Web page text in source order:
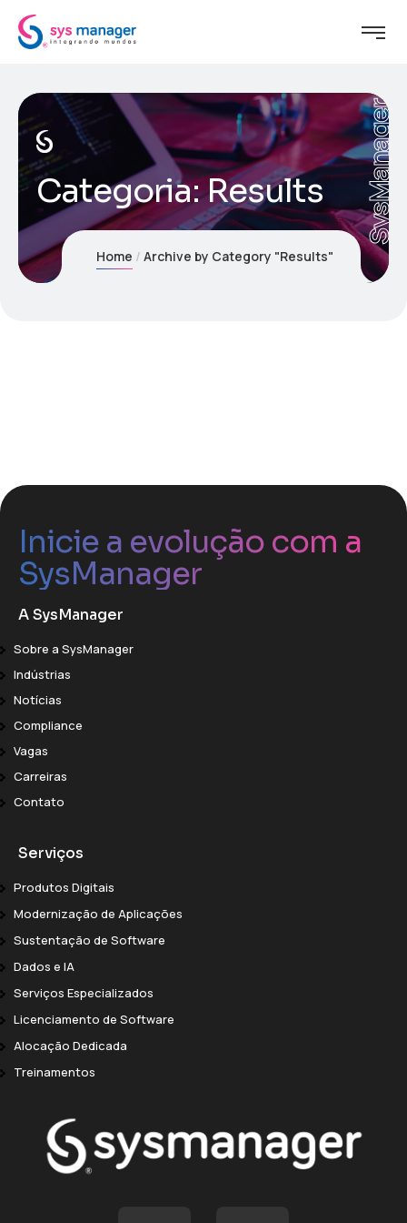
Categoria:Results SysManager
Home Archive by Category "Results"
Inicie a evolução com a
SysManager
A SysManager
Sobre a SysManager
Indústrias
Notícias
Compliance
Vagas
Carreiras
Contato
Serviços
Produtos Digitais
Modernização de Aplicações
Sustentação de Software
Dados e IA
Serviços Especializados
Licenciamento de Software
Alocação Dedicada
Treinamentos